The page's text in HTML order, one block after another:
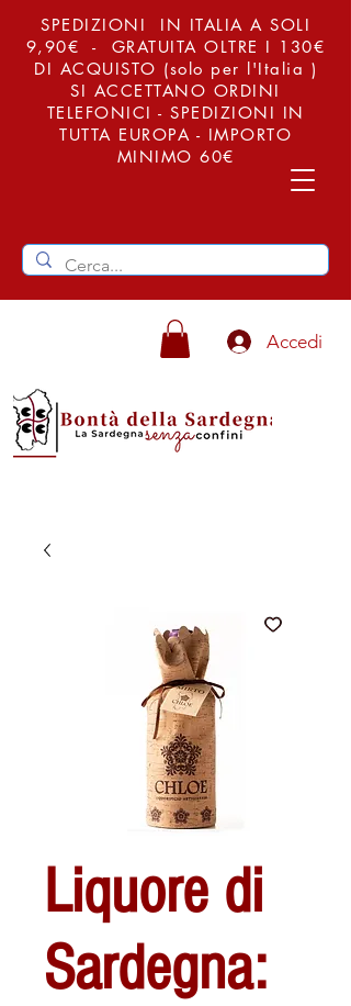
SPEDIZIONI IN ITALIA A SOLI
9,90€ - GRATUITA OLTRE I 130€
DI ACQUISTO (solo per l'Italia )
SI ACCETTANO ORDINI
TELEFONICI - SPEDIZIONI IN
TUTTA EUROPA - IMPORTO
MINIMO 60€
Accedi
Liquore di
Sardegna: